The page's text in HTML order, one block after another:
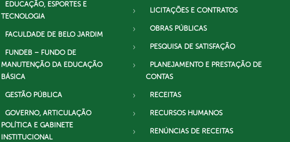
EDUCAÇÃO, ESPORTES E
TECNOLOGIA
FACULDADE DE BELO JARDIM
FUNDEB – FUNDO DE
MANUTENÇÃO DA EDUCAÇÃO
BÁSICA
GESTÃO PÚBLICA
GOVERNO, ARTICULAÇÃO
POLÍTICA E GABINETE
INSTITUCIONAL
LICITAÇÕES E CONTRATOS
OBRAS PÚBLICAS
PESQUISA DE SATISFAÇÃO
PLANEJAMENTO E PRESTAÇÃO DE
CONTAS
RECEITAS
RECURSOS HUMANOS
RENÚNCIAS DE RECEITAS